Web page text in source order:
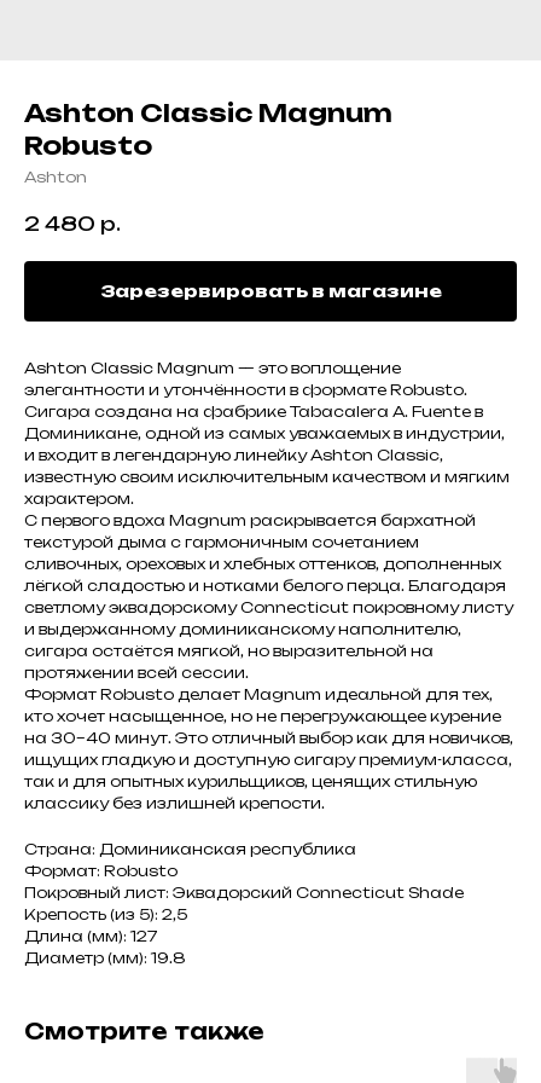
Ashton Classic Magnum
Robusto
Ashton
2 480 р.
Зарезервировать в магазине
Ashton Classic Magnum — это воплощение
элегантности и утончённости в формате Robusto.
Сигара создана на фабрике Tabacalera A. Fuente в
Доминикане, одной из самых уважаемых в индустрии,
и входит в легендарную линейку Ashton Classic,
известную своим исключительным качеством и мягким
характером.
С первого вдоха Magnum раскрывается бархатной
текстурой дыма с гармоничным сочетанием
сливочных, ореховых и хлебных оттенков, дополненных
лёгкой сладостью и нотками белого перца. Благодаря
светлому эквадорскому Connecticut покровному листу
и выдержанному доминиканскому наполнителю,
сигара остаётся мягкой, но выразительной на
протяжении всей сессии.
Формат Robusto делает Magnum идеальной для тех,
кто хочет насыщенное, но не перегружающее курение
на 30–40 минут. Это отличный выбор как для новичков,
ищущих гладкую и доступную сигару премиум-класса,
так и для опытных курильщиков, ценящих стильную
классику без излишней крепости.
Страна: Доминиканская республика
Формат: Robusto
Покровный лист: Эквадорский Connecticut Shade
Крепость (из 5): 2,5
Длина (мм): 127
Диаметр (мм): 19.8
Смотрите также